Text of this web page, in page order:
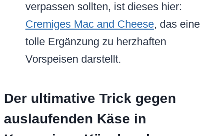
verpassen sollten, ist dieses hier:
Cremiges Mac and Cheese, das eine
tolle Ergänzung zu herzhaften
Vorspeisen darstellt.
Der ultimative Trick gegen
auslaufenden Käse in